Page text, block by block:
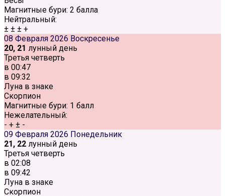
Магнитные бури: 2 балла
Нейтральный:
± ± ± +
08 Февраля 2026 Воскресенье
20, 21 лунный день
Третья четверть
в 00:47
в 09:32
Луна в знаке
Скорпион
Магнитные бури: 1 балл
Нежелательный:
- + ± -
09 Февраля 2026 Понедельник
21, 22 лунный день
Третья четверть
в 02:08
в 09:42
Луна в знаке
Скорпион